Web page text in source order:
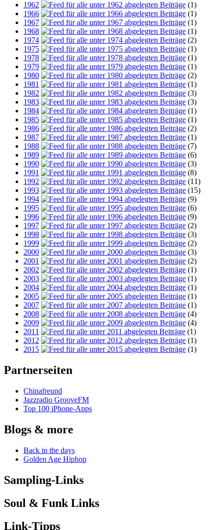
1962
(1)
1966
(1)
1967
(1)
1968
(1)
1974
(2)
1975
(1)
1978
(1)
1979
(1)
1980
(2)
1981
(1)
1982
(3)
1983
(3)
1984
(1)
1985
(1)
1986
(2)
1987
(1)
1988
(7)
1989
(6)
1990
(3)
1991
(8)
1992
(11)
1993
(15)
1994
(9)
1995
(6)
1996
(9)
1997
(2)
1998
(3)
1999
(2)
2000
(3)
2001
(2)
2002
(1)
2003
(1)
2004
(1)
2005
(1)
2007
(1)
2008
(4)
2009
(4)
2011
(1)
2012
(1)
2015
(1)
Partnerseiten
Chinafreund
Jazzradio GrooveFM
Top 100 iPhone-Apps
Blogs & more
Back in the days
Golden Age Hiphop
Sampling-Links
Soul & Funk Links
Link-Tipps